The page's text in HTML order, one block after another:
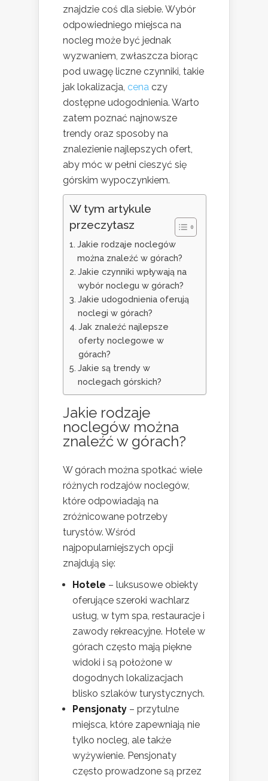
znajdzie coś dla siebie. Wybór
odpowiedniego miejsca na
nocleg może być jednak
wyzwaniem, zwłaszcza biorąc
pod uwagę liczne czynniki, takie
jak lokalizacja, cena czy
dostępne udogodnienia. Warto
zatem poznać najnowsze
trendy oraz sposoby na
znalezienie najlepszych ofert,
aby móc w pełni cieszyć się
górskim wypoczynkiem.
W tym artykule
przeczytasz
Jakie rodzaje noclegów
można znaleźć w górach?
Jakie czynniki wpływają na
wybór noclegu w górach?
Jakie udogodnienia oferują
noclegi w górach?
Jak znaleźć najlepsze
oferty noclegowe w
górach?
Jakie są trendy w
noclegach górskich?
Jakie rodzaje
noclegów można
znaleźć w górach?
W górach można spotkać wiele
różnych rodzajów noclegów,
które odpowiadają na
zróżnicowane potrzeby
turystów. Wśród
najpopularniejszych opcji
znajdują się:
Hotele – luksusowe obiekty
oferujące szeroki wachlarz
usług, w tym spa, restauracje i
zawody rekreacyjne. Hotele w
górach często mają piękne
widoki i są położone w
dogodnych lokalizacjach
blisko szlaków turystycznych.
Pensjonaty – przytulne
miejsca, które zapewniają nie
tylko nocleg, ale także
wyżywienie. Pensjonaty
często prowadzone są przez